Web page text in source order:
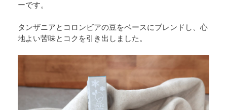
ーです。
タンザニアとコロンビアの豆をベースにブレンドし、心
地よい苦味とコクを引き出しました。